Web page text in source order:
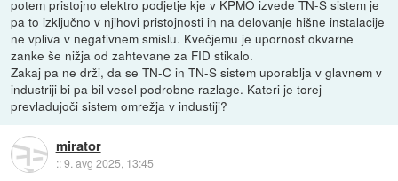
potem pristojno elektro podjetje kje v KPMO izvede TN-S sistem je
pa to izključno v njihovi pristojnosti in na delovanje hišne instalacije
ne vpliva v negativnem smislu. Kvečjemu je upornost okvarne
zanke še nižja od zahtevane za FID stikalo.
Zakaj pa ne drži, da se TN-C in TN-S sistem uporablja v glavnem v
industriji bi pa bil vesel podrobne razlage. Kateri je torej
prevladujoči sistem omrežja v industiji?
mirator
::9. avg 2025, 13:45